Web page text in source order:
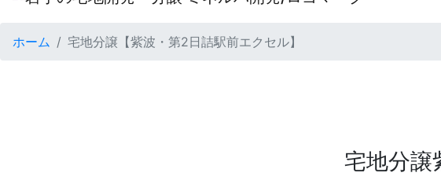
ホーム 宅地分譲【紫波・第2日詰駅前エクセル】
宅地分譲